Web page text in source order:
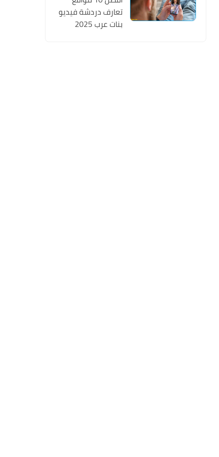
تعارف دردشة فيديو
بنات عرب 2025